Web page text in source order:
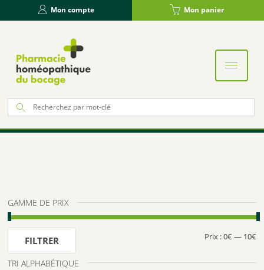
Mon compte Mon panier
:
GAMME DE PRIX
FILTRER Prix :0€— 10€
TRI ALPHABÉTIQUE
Panneau de gestion des cookies